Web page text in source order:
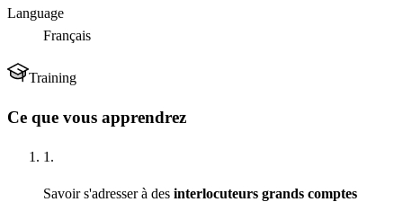
Language
Français
Training
Ce que vous apprendrez
1.
Savoir s'adresser à des interlocuteurs grands comptes